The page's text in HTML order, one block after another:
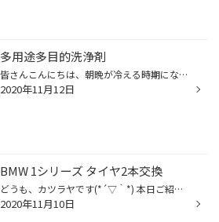
多用途多目的洗浄剤
皆さんこんにちは、朝晩が冷える時期になりましたね(+o+) タイヤの履き替えはしましたか？ まだの方はご来店お待ちしてます！ 今回オススメするのはこれ(/・ω・)/ ワコーズの『フォーミングマルチクリーン』です♪♪ 水なしで簡単洗浄できますよ～(^_^)/ 自転車・バイク・車・それから家具やガラス等...
2020年11月12日
BMW 1シリーズ タイヤ2本交換
どうも、カツラヤです(*´▽｀*) 本日ご紹介する作業は BMW 1シリーズ タイヤ2本交換 です！ お取り付けしたタイヤは POTENZA S001 RFT 225/45R17 2本 です( ｀ー´)ノ 今回は、ランフラットタイヤにビスが刺さり空気が抜けてしまっていた為に 交換となりました。 これで、安心にご利用いただくことが...
2020年11月10日